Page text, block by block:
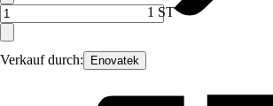
Verkauf durch: Enovatek
1 ST